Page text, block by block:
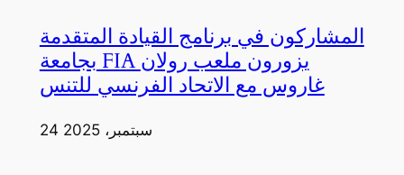
المشاركون في برنامج القيادة المتقدمة
بجامعة FIA يزورون ملعب رولان
غاروس مع الاتحاد الفرنسي للتنس
24 سبتمبر، 2025